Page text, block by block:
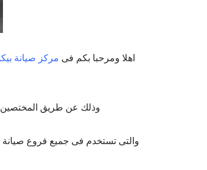
اهلا ومرحبا بكم فى مركز صيانة
وذلك عن طريق المختصين
والتى تستخدم فى جميع فروع صيانة